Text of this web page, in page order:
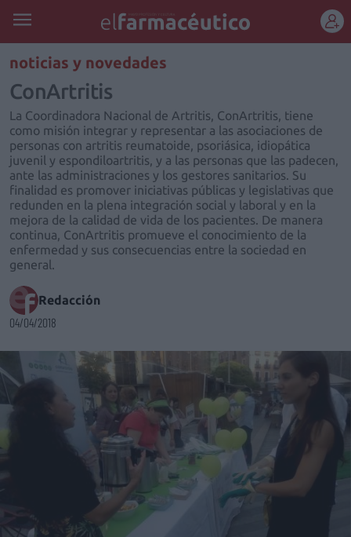
REGÍSTRATE
noticias y novedades
ConArtritis
La Coordinadora Nacional de Artritis, ConArtritis, tiene
como misión integrar y representar a las asociaciones de
personas con artritis reumatoide, psoriásica, idiopática
juvenil y espondiloartritis, y a las personas que las padecen,
ante las administraciones y los gestores sanitarios. Su
finalidad es promover iniciativas públicas y legislativas que
redunden en la plena integración social y laboral y en la
mejora de la calidad de vida de los pacientes. De manera
continua, ConArtritis promueve el conocimiento de la
enfermedad y sus consecuencias entre la sociedad en
general.
Redacción
04/04/2018